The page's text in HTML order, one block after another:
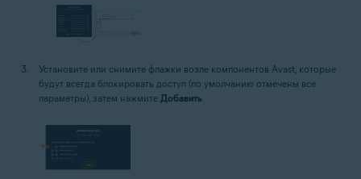
Установите или снимите флажки возле компонентов Avast, которые
будут всегда блокировать доступ (по умолчанию отмечены все
параметры), затем нажмите Добавить